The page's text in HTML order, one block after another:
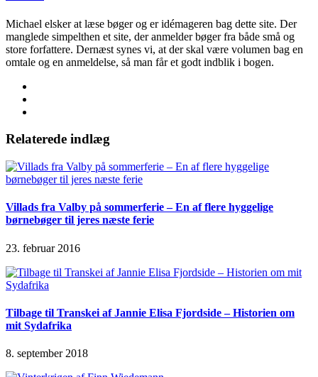
Michael elsker at læse bøger og er idémageren bag dette site. Der
manglede simpelthen et site, der anmelder bøger fra både små og
store forfattere. Dernæst synes vi, at der skal være volumen bag en
omtale og en anmeldelse, så man får et godt indblik i bogen.
Relaterede indlæg
Villads fra Valby på sommerferie – En af flere hyggelige
børnebøger til jeres næste ferie
23. februar 2016
Tilbage til Transkei af Jannie Elisa Fjordside – Historien om
mit Sydafrika
8. september 2018